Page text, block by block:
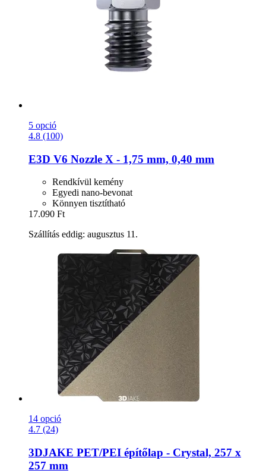
5 opció
4.8 (100)
E3D V6 Nozzle X -​ 1,75 mm, 0,40 mm
Rendkívül kemény
Egyedi nano-bevonat
Könnyen tisztítható
17.090 Ft
Szállítás eddig: augusztus 11.
14 opció
4.7 (24)
3DJAKE PET/PEI építőlap -​ Crystal, 257 x
257 mm